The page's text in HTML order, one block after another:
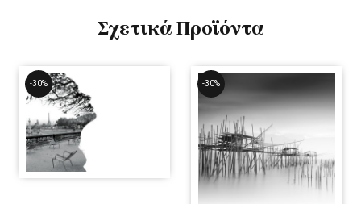
Σχετικά Προϊόντα
-30% -30%